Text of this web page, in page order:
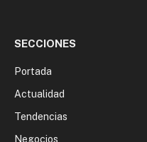
SECCIONES
Portada
Actualidad
Tendencias
Negocios